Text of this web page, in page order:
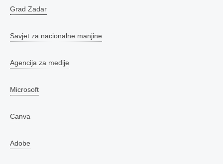
Grad Zadar
Savjet za nacionalne manjine
Agencija za medije
Microsoft
Canva
Adobe